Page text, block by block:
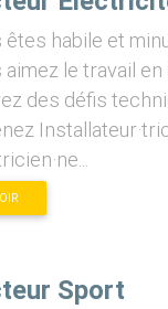
êtes habile et
aimez le travail en
des défis
Sport